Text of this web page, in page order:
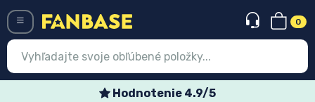
0
Hodnotenie 4.9/5